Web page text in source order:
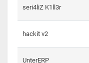
seri4liZ K1ll3r
hackit v2
UnterERP